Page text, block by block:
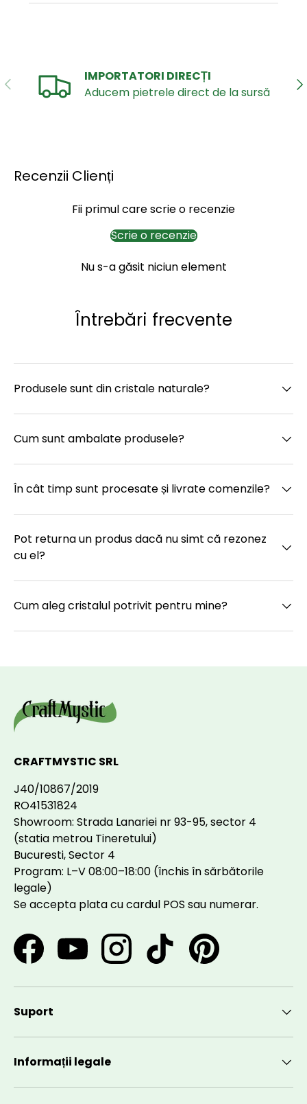
ANTERIOR
IMPORTATORI DIRECȚI
Aducem pietrele direct de la sursă
Recenzii Clienți
Fii primul care scrie o recenzie
Scrie o recenzie
Nu s-a găsit niciun element
Întrebări frecvente
Produsele sunt din cristale naturale?
Cum sunt ambalate produsele?
În cât timp sunt procesate și livrate comenzile?
Pot returna un produs dacă nu simt că rezonez
cu el?
Cum aleg cristalul potrivit pentru mine?
CRAFTMYSTIC SRL
J40/10867/2019
RO41531824
Showroom: Strada Lanariei nr 93-95, sector 4
(statia metrou Tineretului)
Bucuresti, Sector 4
Program: L–V 08:00–18:00 (închis în sărbătorile
legale)
Se accepta plata cu cardul POS sau numerar.
FacebookYouTubeInstagramTikTok Pinterest
Suport
Informații legale